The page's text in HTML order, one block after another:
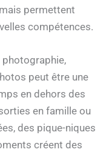
permettent
compétences.
photographie,
peut être une
en dehors des
en famille ou
des pique-niques
créent des